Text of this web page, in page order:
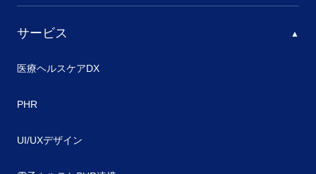
サービス
医療ヘルスケアDX
PHR
UI/UXデザイン